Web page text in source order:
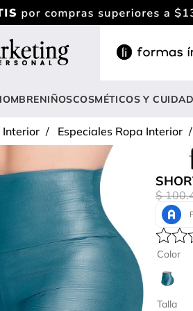
NIÑOSCOSMÉTICOS Y
Interior Especiales Ropa Interior
$ 100.
Talla
Color
enterizo
panties